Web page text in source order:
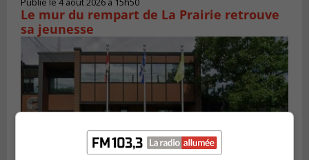
Le mur du rempart de La Prairie retrouve
sa jeunesse